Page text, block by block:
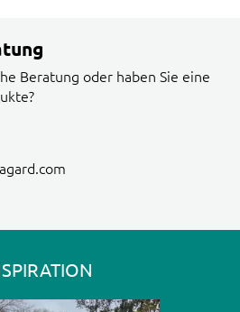
Beratung oder haben Sie eine